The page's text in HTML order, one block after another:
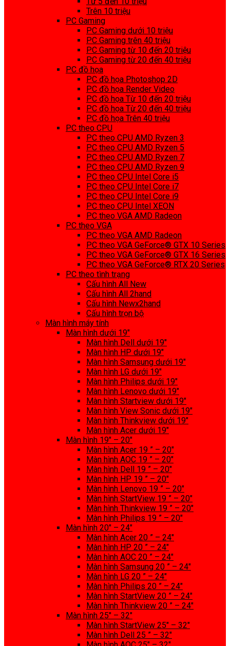
Trên 10 triệu
PC Gaming
PC Gaming dưới 10 triệu
PC Gaming trên 40 triệu
PC Gaming từ 10 đến 20 triệu
PC Gaming từ 20 đến 40 triệu
PC đồ họa
PC đồ họa Photoshop 2D
PC đồ họa Render Video
PC đồ họa Từ 10 đến 20 triệu
PC đồ họa Từ 20 đến 40 triệu
PC đồ họa Trên 40 triệu
PC theo CPU
PC theo CPU AMD Ryzen 3
PC theo CPU AMD Ryzen 5
PC theo CPU AMD Ryzen 7
PC theo CPU AMD Ryzen 9
PC theo CPU Intel Core i5
PC theo CPU Intel Core i7
PC theo CPU Intel Core i9
PC theo CPU Intel XEON
PC theo VGA AMD Radeon
PC theo VGA
PC theo VGA AMD Radeon
PC theo VGA GeForce® GTX 10 Series
PC theo VGA GeForce® GTX 16 Series
PC theo VGA GeForce® RTX 20 Series
PC theo tình trạng
Cấu hình All New
Cấu hình All 2hand
Cấu hình Newx2hand
Cấu hình trọn bộ
Màn hình máy tính
Màn hình dưới 19″
Màn hình Dell dưới 19″
Màn hình HP dưới 19″
Màn hình Samsung dưới 19″
Màn hình LG dưới 19″
Màn hình Philips dưới 19″
Màn hình Lenovo dưới 19″
Màn hình Startview dưới 19″
Màn hình View Sonic dưới 19″
Màn hình Thinkview dưới 19″
Màn hình Acer dưới 19″
Màn hình 19″ – 20″
Màn hình Acer 19 ” – 20″
Màn hình AOC 19 ” – 20″
Màn hình Dell 19 ” – 20″
Màn hình HP 19 ” – 20″
Màn hình Lenovo 19 ” – 20″
Màn hình StartView 19 ” – 20″
Màn hình Thinkview 19 ” – 20″
Màn hình Philips 19 ” – 20″
Màn hình 20″ – 24″
Màn hình Acer 20 ” – 24″
Màn hình HP 20 ” – 24″
Màn hình AOC 20 ” – 24″
Màn hình Samsung 20 ” – 24″
Màn hình LG 20 ” – 24″
Màn hình Philips 20 ” – 24″
Màn hình StartView 20 ” – 24″
Màn hình Thinkview 20 ” – 24″
Màn hình 25″ – 32″
Màn hình StartView 25″ – 32″
Màn hình Dell 25 ” – 32″